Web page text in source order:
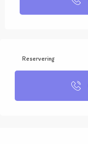
Reservering